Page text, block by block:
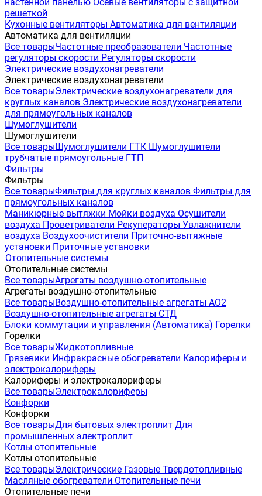
решеткой
Кухонные вентиляторы Автоматика для вентиляции
Автоматика для вентиляции
Все товарыЧастотные преобразователи Частотные
регуляторы скорости Регуляторы скорости
Электрические воздухонагреватели
Электрические воздухонагреватели
Все товарыЭлектрические воздухонагреватели для
круглых каналов Электрические воздухонагреватели
для прямоугольных каналов
Шумоглушители
Шумоглушители
Все товарыШумоглушители ГТК Шумоглушители
трубчатые прямоугольные ГТП
Фильтры
Фильтры
Все товарыФильтры для круглых каналов Фильтры для
прямоугольных каналов
Маникюрные вытяжки Мойки воздуха Осушители
воздуха Проветриватели Рекуператоры Увлажнители
воздуха Воздухоочистители Приточно-вытяжные
установки Приточные установки
Отопительные системы
Отопительные системы
Все товарыАгрегаты воздушно-отопительные
Агрегаты воздушно-отопительные
Все товарыВоздушно-отопительные агрегаты АО2
Воздушно-отопительные агрегаты СТД
Блоки коммутации и управления (Автоматика) Горелки
Горелки
Все товарыЖидкотопливные
Грязевики Инфракрасные обогреватели Калориферы и
электрокалориферы
Калориферы и электрокалориферы
Все товарыЭлектрокалориферы
Конфорки
Конфорки
Все товарыДля бытовых электроплит Для
промышленных электроплит
Котлы отопительные
Котлы отопительные
Все товарыЭлектрические Газовые Твердотопливные
Масляные обогреватели Отопительные печи
Отопительные печи